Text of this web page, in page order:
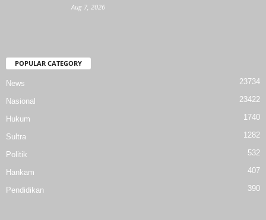
Aug 7, 2026
POPULAR CATEGORY
News 23734
Nasional 23422
Hukum 1740
Sultra 1282
Politik 532
Hankam 407
Pendidikan 390